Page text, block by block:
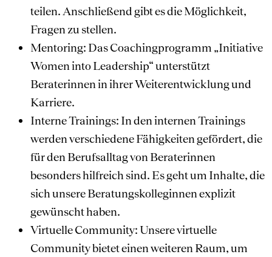
teilen. Anschließend gibt es die Möglichkeit,
Fragen zu stellen.
Mentoring: Das Coachingprogramm „Initiative
Women into Leadership“ unterstützt
Beraterinnen in ihrer Weiterentwicklung und
Karriere.
Interne Trainings: In den internen Trainings
werden verschiedene Fähigkeiten gefördert, die
für den Berufsalltag von Beraterinnen
besonders hilfreich sind. Es geht um Inhalte, die
sich unsere Beratungskolleginnen explizit
gewünscht haben.
Virtuelle Community: Unsere virtuelle
Community bietet einen weiteren Raum, um